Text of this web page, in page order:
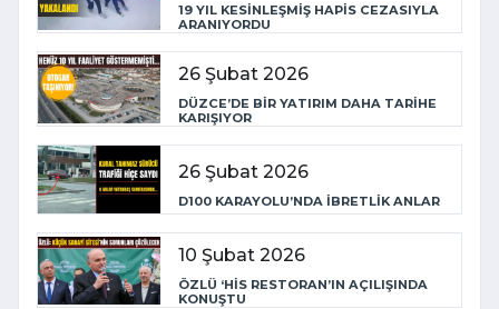
19 YIL KESİNLEŞMİŞ HAPİS CEZASIYLA
ARANIYORDU
26 Şubat 2026
DÜZCE’DE BİR YATIRIM DAHA TARİHE
KARIŞIYOR
26 Şubat 2026
D100 KARAYOLU’NDA İBRETLİK ANLAR
10 Şubat 2026
ÖZLÜ ‘HİS RESTORAN’IN AÇILIŞINDA
KONUŞTU